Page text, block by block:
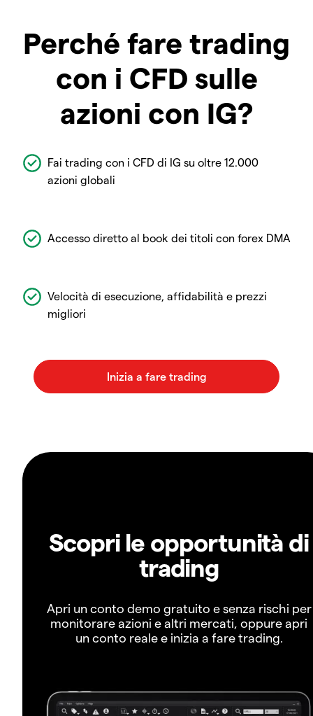
Perché fare trading
con i CFD sulle
azioni con IG?
Fai trading con i CFD di IG su oltre 12.000
azioni globali
Accesso diretto al book dei titoli con forex DMA
Velocità di esecuzione, affidabilità e prezzi
migliori
Scopri le opportunità di
trading
Apri un conto demo gratuito e senza rischi per
monitorare azioni e altri mercati, oppure apri
un conto reale e inizia a fare trading.